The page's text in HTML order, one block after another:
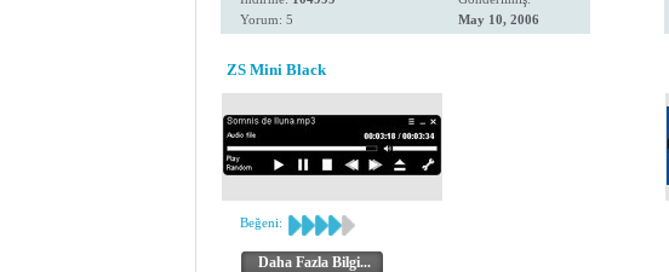
Yorum: 5
May 10, 2006
ZS Mini Black
Beğeni:
Daha Fazla Bilgi...